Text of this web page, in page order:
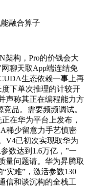
融合算子
构，Pro的价钱会大
聊天取App端连结免
生态依赖一事上再
下单次推理的计较开
声称其正在编程能力方
品。需要频频调试。
在华为平台上发布，
稀少留意力手艺慎密
V4已初次实现取华为
数达到1.6万亿，”一
量问题请。华为昇腾取
灾难”，激活参数130
信和谈沉构的全栈工